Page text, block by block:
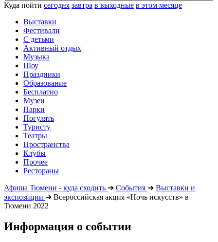
Куда пойти сегодня завтра в выходные в этом месяце
Выставки
Фестивали
С детьми
Активный отдых
Музыка
Шоу
Праздники
Образование
Бесплатно
Музеи
Парки
Погулять
Туристу
Театры
Пространства
Клубы
Прочее
Рестораны
Афиша Тюмени - куда сходить ➔ События ➔ Выставки и
экспозиции ➔ Всероссийская акция «Ночь искусств» в
Тюмени 2022
Информация о событии